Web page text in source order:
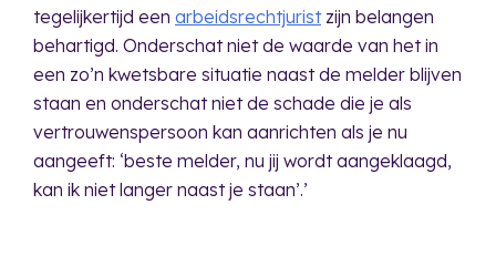
tegelijkertijd een arbeidsrechtjuristzijn belangen
behartigd. Onderschat niet de waarde van het in
een zo’n kwetsbare situatie naast de melder blijven
staan en onderschat niet de schade die je als
vertrouwenspersoon kan aanrichten als je nu
aangeeft: ‘beste melder, nu jij wordt aangeklaagd,
kan ik niet langer naast je staan’.’